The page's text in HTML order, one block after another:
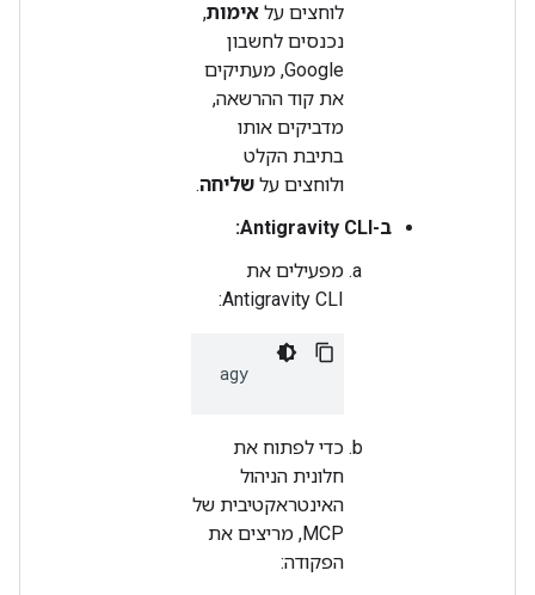
לוחצים על אימות,
נכנסים לחשבון
Google, מעתיקים
את קוד ההרשאה,
מדביקים אותו
בתיבת הקלט
ולוחצים על שליחה.
ב-Antigravity CLI:
מפעילים את
Antigravity CLI:
כדי לפתוח את
חלונית הניהול
האינטראקטיבית של
MCP, מריצים את
הפקודה: